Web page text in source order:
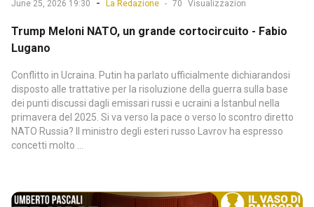
June 25, 2026 19:30 - La Redazione - 70 Visualizzazion
Trump Meloni NATO, un grande cortocircuito - Fabio
Lugano
Conflitto in Ucraina. Putin ha parlato ufficialmente dichiarandosi
disposto alle trattative per la risoluzione della guerra sulla base
dei punti discussi dagli emissari russi e ucraini a Istanbul nella
primavera del 2025. Si va verso la pace o verso lo scontro diretto
NATO Russia? Il ministro degli esteri russo Lavrov ha espresso
concetti molto ...